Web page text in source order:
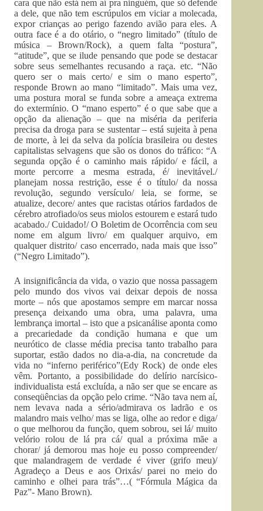
cara que não está nem aí pra ninguém, que só defende
a dele, que não tem escrúpulos em viciar a molecada,
expor crianças ao perigo fazendo avião para eles. A
outra face é a do otário, o “negro limitado” (título de
música – Brown/Rock), a quem falta “postura”,
“atitude”, que se ilude pensando que pode se destacar
sobre seus semelhantes recusando a raça. etc. “Não
quero ser o mais certo/ e sim o mano esperto”,
responde Brown ao mano “limitado”. Mais uma vez,
uma postura moral se funda sobre a ameaça extrema
do extermínio. O “mano esperto” é o que sabe que a
opção da alienação – que na miséria da periferia
precisa da droga para se sustentar – está sujeita à pena
de morte, à lei da selva da polícia brasileira ou destes
capitalistas selvagens que são os donos do tráfico: “A
segunda opção é o caminho mais rápido/ e fácil, a
morte percorre a mesma estrada, é/ inevitável./
planejam nossa restrição, esse é o título/ da nossa
revolução, segundo versículo/ leia, se forme, se
atualize, decore/ antes que racistas otários fardados de
cérebro atrofiado/os seus miolos estourem e estará tudo
acabado./ Cuidado!/ O Boletim de Ocorrência com seu
nome em algum livro/ em qualquer arquivo, em
qualquer distrito/ caso encerrado, nada mais que isso”
(“Negro Limitado”).
A insignificância da vida, o vazio que nossa passagem
pelo mundo dos vivos vai deixar depois de nossa
morte – nós que apostamos sempre em marcar nossa
presença deixando uma obra, uma palavra, uma
lembrança imortal – isto que a psicanálise aponta como
a precariedade da condição humana e que um
neurótico de classe média precisa tanto trabalho para
suportar, estão dados no dia-a-dia, na concretude da
vida no “inferno periférico”(Edy Rock) de onde eles
vêm. Portanto, a possibilidade do delírio narcísico-
individualista está excluída, a não ser que se encare as
conseqüências da opção pelo crime. “Não tava nem aí,
nem levava nada a sério/admirava os ladrão e os
malandro mais velho/ mas se liga, olhe ao redor e diga/
o que melhorou da função, quem sobrou, sei lá/ muito
velório rolou de lá pra cá/ qual a próxima mãe a
chorar/ já demorou mas hoje eu posso compreender/
que malandragem de verdade é viver (grifo meu)/
Agradeço a Deus e aos Orixás/ parei no meio do
caminho e olhei para trás”…( “Fórmula Mágica da
Paz”- Mano Brown).